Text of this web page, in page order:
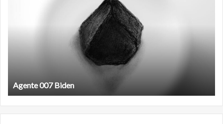
Film antineoliberal